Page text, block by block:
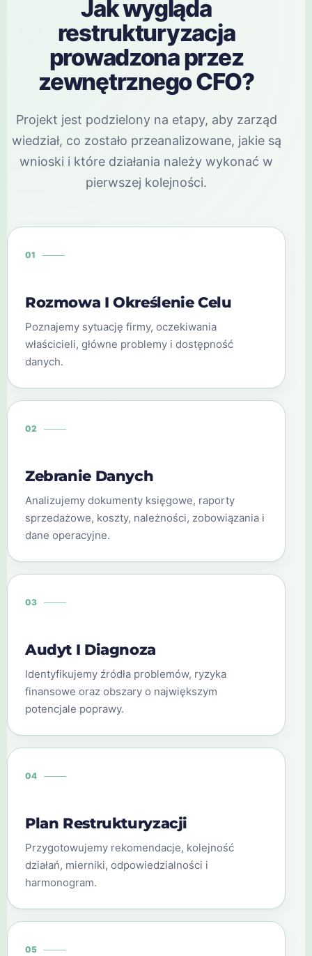
Jak wygląda
restrukturyzacja
prowadzona przez
zewnętrznego CFO?
Projekt jest podzielony na etapy, aby zarząd
wiedział, co zostało przeanalizowane, jakie są
wnioski i które działania należy wykonać w
pierwszej kolejności.
01
Rozmowa I Określenie Celu
Poznajemy sytuację firmy, oczekiwania
właścicieli, główne problemy i dostępność
danych.
02
Zebranie Danych
Analizujemy dokumenty księgowe, raporty
sprzedażowe, koszty, należności, zobowiązania i
dane operacyjne.
03
Audyt I Diagnoza
Identyfikujemy źródła problemów, ryzyka
finansowe oraz obszary o największym
potencjale poprawy.
04
Plan Restrukturyzacji
Przygotowujemy rekomendacje, kolejność
działań, mierniki, odpowiedzialności i
harmonogram.
05